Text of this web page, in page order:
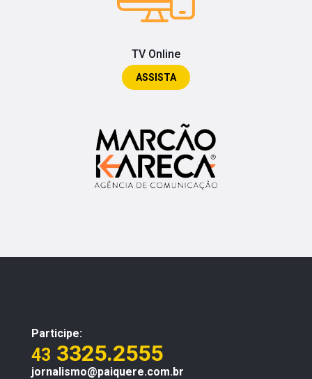
TV Online
ASSISTA
Participe:
43 3325.2555
jornalismo@paiquere.com.br